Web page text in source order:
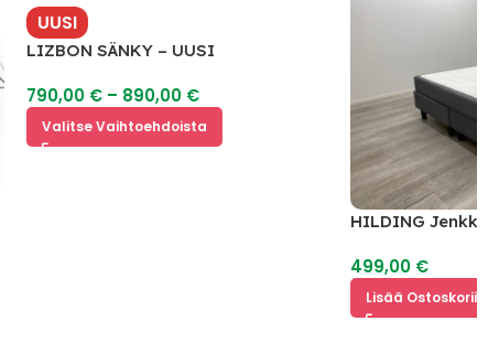
UUSI
LIZBON SÄNKY – UUSI
790,00€–890,00€
Valitse Vaihtoehdoista
HILDING
499,00€
Lisää Ostoskoriin